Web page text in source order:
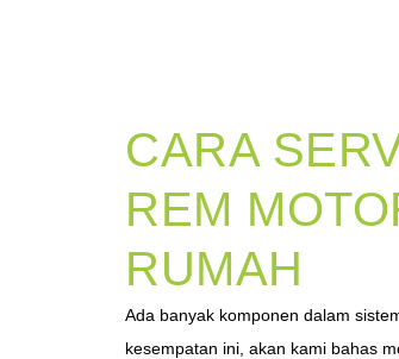
CARA
REM
RUMAH
Ada banyak komponen dalam
kesempatan ini, akan kami bahas